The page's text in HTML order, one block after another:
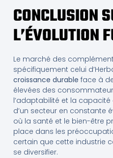
CONCLUSION
L’ÉVOLUTION
Le marché des
spécifiquement celui
croissance durable face à
élevées des
l’adaptabilité et la
d’un secteur en constante
où la santé et le bien-être
place dans les
certain que cette industrie
se diversifier.